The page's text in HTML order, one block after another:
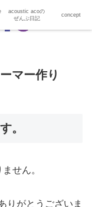
マー作り
。
せん。
りがとうございま
acoustic acoの
ぜんぶ日記
concept